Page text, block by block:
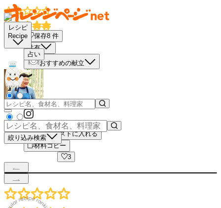
レシピ
Recipe
占い
絞り込み検索
保存8 件
共有
おすすめの献立
買い物リストに入れる
材料コピー
3